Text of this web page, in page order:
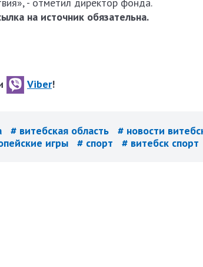
- отметил директор фонда.
на источник обязательна.
Viber!
# витебская область
# новости
игры # спорт # витебск спорт